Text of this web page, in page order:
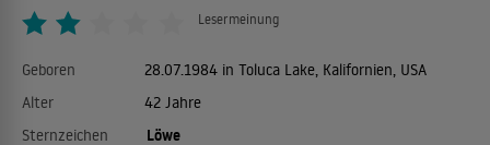
Lesermeinung
Geboren
28.07.1984 in Toluca Lake, Kalifornien, USA
Alter
42 Jahre
Sternzeichen
Löwe